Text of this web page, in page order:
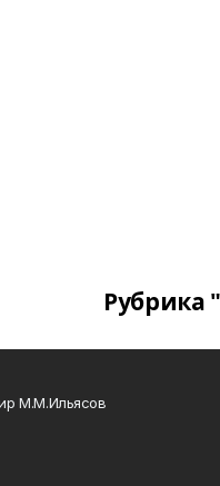
М.М.Ильясов